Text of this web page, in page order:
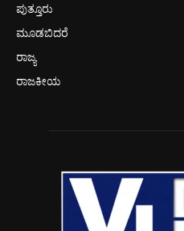
ಪುತ್ತೂರು
ಮೂಡಬಿದರೆ
ರಾಜ್ಯ
ರಾಜಕೀಯ